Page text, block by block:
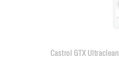
Castrol GTX Ultraclean